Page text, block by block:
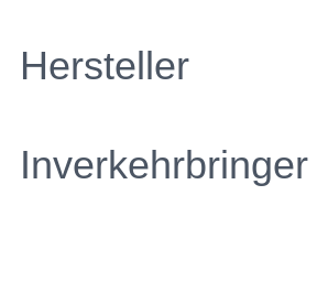
Hersteller
Inverkehrbringer